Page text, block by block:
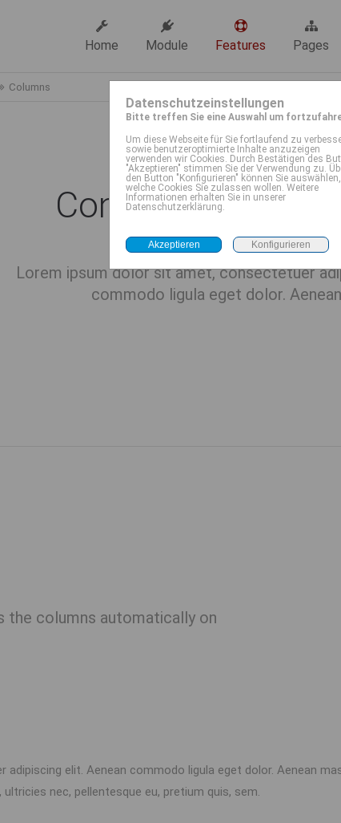
Home Module Features Pages
Columns
Contao Module
Lorem ipsum dolor sit amet, consectetuer
commodo ligula eget dolor.
the columns automatically on
elit. Aenean commodo ligula eget dolor. Aenean
nec, pellentesque eu, pretium quis, sem.
Datenschutzeinstellungen
Bitte treffen Sie eine Auswahl um
Um diese Webseite für Sie fortlaufend zu
sowie benutzeroptimierte Inhalte anzuzeigen
verwenden wir Cookies. Durch Bestätigen des
"Akzeptieren" stimmen Sie der Verwendung zu.
den Button "Konfigurieren" können Sie auswählen,
welche Cookies Sie zulassen wollen. Weitere
Informationen erhalten Sie in unserer
Datenschutzerklärung.